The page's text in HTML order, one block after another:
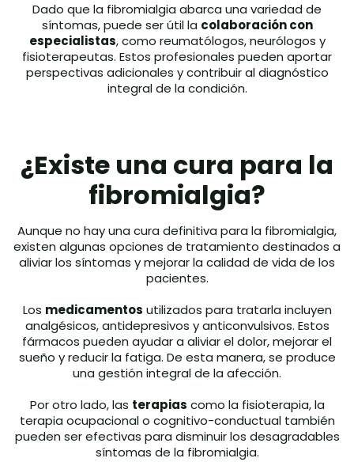
Dado que la fibromialgia abarca una variedad de
síntomas, puede ser útil la colaboración con
especialistas, como reumatólogos, neurólogos y
fisioterapeutas. Estos profesionales pueden aportar
perspectivas adicionales y contribuir al diagnóstico
integral de la condición.
¿Existe una cura para la
fibromialgia?
Aunque no hay una cura definitiva para la fibromialgia,
existen algunas opciones de tratamiento destinados a
aliviar los síntomas y mejorar la calidad de vida de los
pacientes.
Los medicamentos utilizados para tratarla incluyen
analgésicos, antidepresivos y anticonvulsivos. Estos
fármacos pueden ayudar a aliviar el dolor, mejorar el
sueño y reducir la fatiga. De esta manera, se produce
una gestión integral de la afección.
Por otro lado, las terapias como la fisioterapia, la
terapia ocupacional o cognitivo-conductual también
pueden ser efectivas para disminuir los desagradables
síntomas de la fibromialgia.